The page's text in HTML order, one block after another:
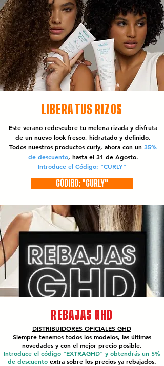
LIBERA TUS RIZOS
Este verano redescubre tu melena rizada y disfruta
de un nuevo look fresco, hidratado y definido.
Todos nuestros productos curly, ahora con un 35%
de descuento, hasta el 31 de Agosto.
Introduce el Código: "CURLY"
CÓDIGO: "CURLY"
REBAJAS GHD
DISTRIBUIDORES OFICIALES GHD
Siempre tenemos todos los modelos, las últimas
novedades y con el mejor precio posible.
Introduce el código "EXTRAGHD" y obtendrás un 5%
de descuento extra sobre los precios ya rebajados.